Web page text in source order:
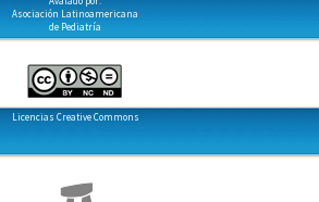
Asociación Latinoamericana
de Pediatría
Licencias Creative Commons